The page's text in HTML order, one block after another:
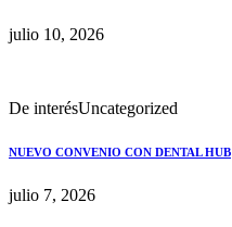
julio 10, 2026
De interésUncategorized
NUEVO CONVENIO CON DENTAL HUB
julio 7, 2026